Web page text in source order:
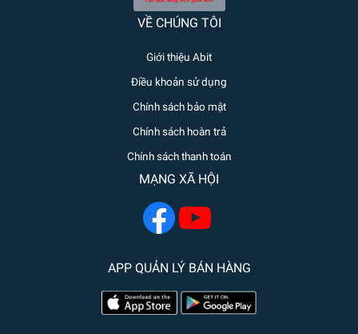
VỀ CHÚNG TÔI
Giới thiệu Abit
Điều khoản sử dụng
Chính sách bảo mật
Chính sách hoàn trả
Chính sách thanh toán
MẠNG XÃ HỘI
APP QUẢN LÝ BÁN HÀNG